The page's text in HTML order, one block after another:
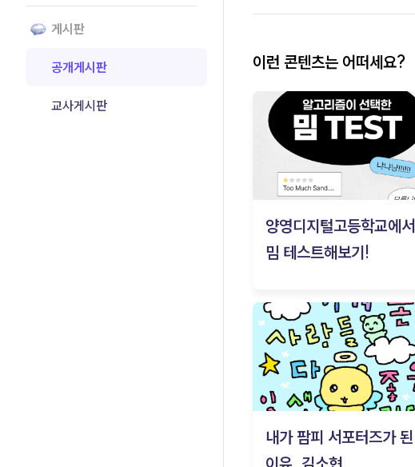
게시판
공개게시판
교사게시판
이런 콘텐츠는 어떠세요?
양영디지털고등학교에서
밈 테스트해보기!
내가 팜피 서포터즈가 된